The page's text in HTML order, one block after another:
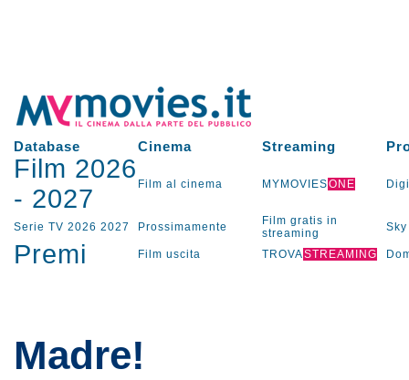
Database Cinema Streaming
Film 2026
- 2027 Film al cinema MYMOVIESONE
Serie TV 2026 2027 Prossimamente
Film gratis in
streaming
Sky
Premi Film uscita TROVASTREAMING
Madre!